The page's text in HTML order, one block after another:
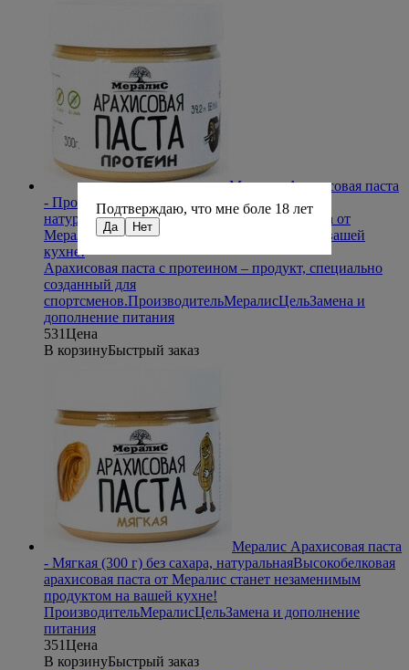
Мералис Арахисовая паста
- Протеин (300 г) без сахара,
натуральнаяВысокобелковая арахисовая паста от
Мералис станет незаменимым продуктом на вашей
кухне!
Арахисовая паста с протеином – продукт, специально
созданный для
спортсменов.ПроизводительМералисЦельЗамена и
дополнение питания
531Цена
В корзинуБыстрый заказ
Мералис Арахисовая паста
- Мягкая (300 г) без сахара, натуральнаяВысокобелковая
арахисовая паста от Мералис станет незаменимым
продуктом на вашей кухне!
ПроизводительМералисЦельЗамена и дополнение
питания
351Цена
В корзинуБыстрый заказ
Подтверждаю, что мне боле 18 лет
Да Нет